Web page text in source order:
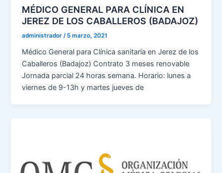
MÉDICO GENERAL PARA CLÍNICA EN
JEREZ DE LOS CABALLEROS (BADAJOZ)
administrador/ 5 marzo, 2021
Médico General para Clínica sanitaria en Jerez de los
Caballeros (Badajoz) Contrato 3 meses renovable
Jornada parcial 24 horas semana. Horario: lunes a
viernes de 9-13h y martes jueves de